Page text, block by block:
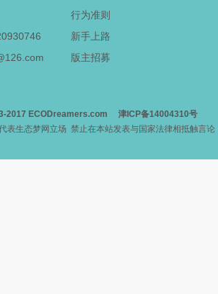
行为准则
新手上路
版主招募
2017 ECODreamers.com
津ICP备14004310号
表生态梦网立场 禁止在本站发表与国家法律相抵触言论